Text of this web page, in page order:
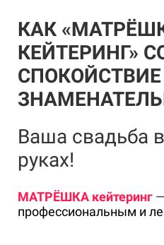
КАК
КЕЙТЕРИНГ»
Ваша свадьба
руках!
МАТРËШКА кейтеринг —
профессиональным и